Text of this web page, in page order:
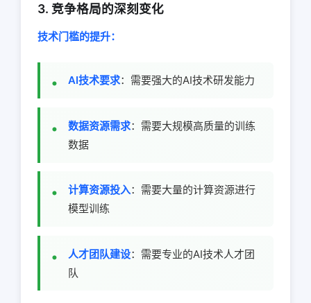
3. 竞争格局的深刻变化
技术门槛的提升：
AI技术要求：需要强大的AI技术研发能力
数据资源需求：需要大规模高质量的训练
数据
计算资源投入：需要大量的计算资源进行
模型训练
人才团队建设：需要专业的AI技术人才团
队